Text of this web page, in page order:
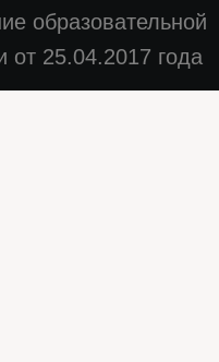
образовательной
от 25.04.2017 года